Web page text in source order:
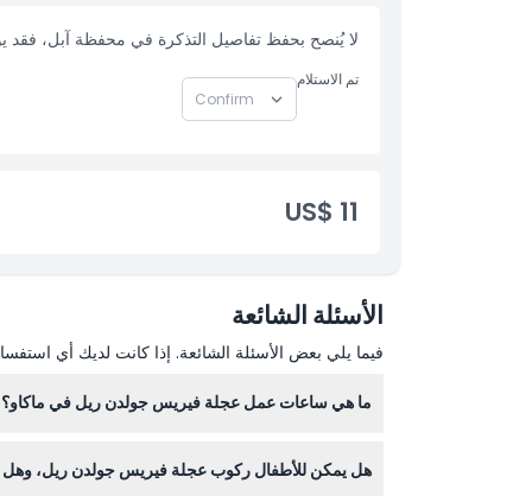
قواعد اللباس
لا يُنصح بحفظ تفاصيل التذكرة في محفظة آبل، فقد
تم الاستلام
US$ 11
الأسئلة الشائعة
فيما يلي بعض الأسئلة الشائعة. إذا كانت لديك أي
ما هي ساعات عمل عجلة فيريس جولدن ريل في ماكاو؟
أبوابها مجدداً في 28 نوفمبر 2024 (قابل للتغيير - يرجى التأكيد عند الحجز).
هل يمكن للأطفال ركوب عجلة فيريس جولدن ريل، وهل